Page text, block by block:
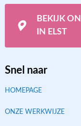
BEKIJK
IN ELST
Snel naar
HOMEPAGE
ONZE WERKWIJZE